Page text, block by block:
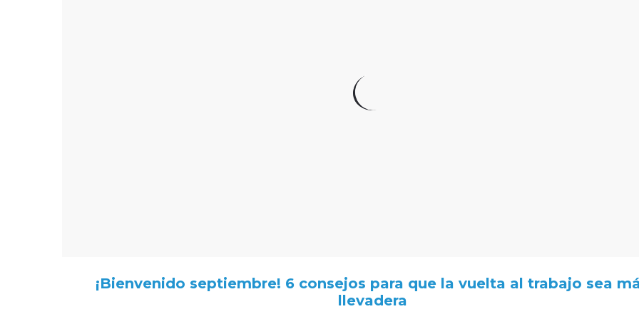
¡Bienvenido septiembre! 6 consejos para que la vuelta al trabajo sea
llevadera